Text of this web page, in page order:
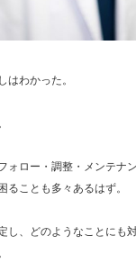
はわかった。
ォロー・調整・メンテナ
ることも多々あるはず。
し、どのようなことにも